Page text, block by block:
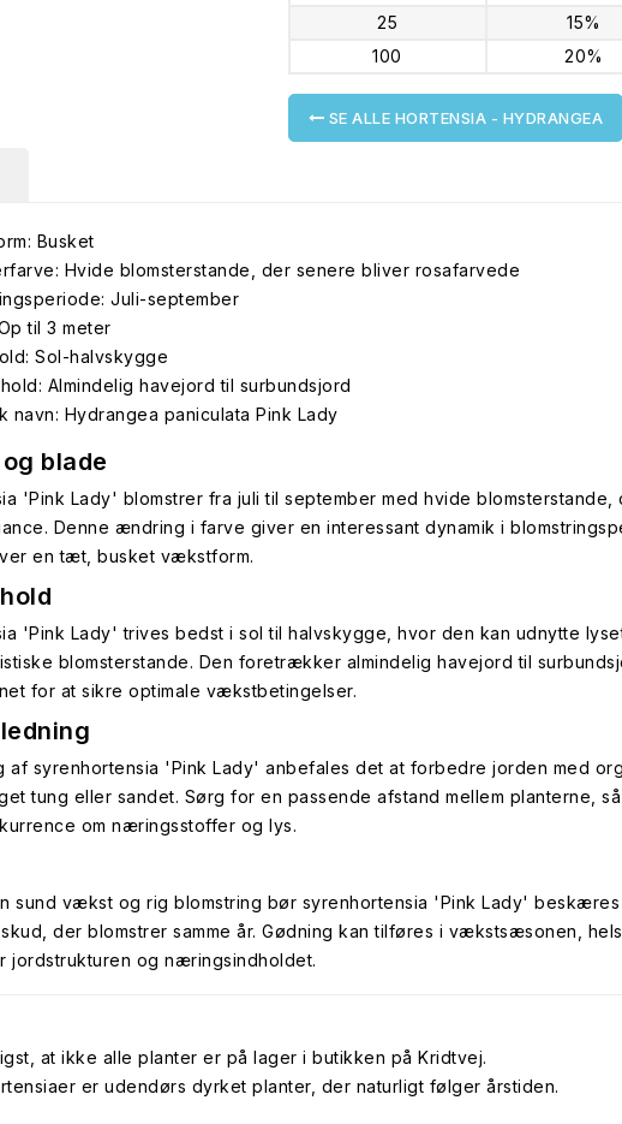
25
15%
100
20%
SE ALLE HORTENSIA - HYDRANGEA
Busket
Hvide blomsterstande, der senere bliver rosafarvede
Juli-september
til 3 meter
Sol-halvskygge
Almindelig havejord til surbundsjord
navn: Hydrangea paniculata Pink Lady
blade
'Pink Lady' blomstrer fra juli til september med hvide
Denne ændring i farve giver en interessant dynamik i
en tæt, busket vækstform.
'Pink Lady' trives bedst i sol til halvskygge, hvor den kan udnytte
blomsterstande. Den foretrækker almindelig havejord til
for at sikre optimale vækstbetingelser.
af syrenhortensia 'Pink Lady' anbefales det at forbedre jorden med
tung eller sandet. Sørg for en passende afstand mellem planterne,
om næringsstoffer og lys.
sund vækst og rig blomstring bør syrenhortensia 'Pink Lady'
der blomstrer samme år. Gødning kan tilføres i vækstsæsonen,
jordstrukturen og næringsindholdet.
at ikke alle planter er på lager i butikken på Kridtvej.
er udendørs dyrket planter, der naturligt følger årstiden.